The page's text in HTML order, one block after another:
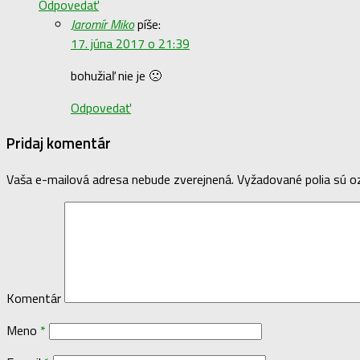
Odpovedať
Jaromír Mikopíše:
17. júna 2017 o 21:39
bohužiaľ nie je 🙁
Odpovedať
Pridaj komentár
Vaša e-mailová adresa nebude zverejnená. Vyžadované polia sú
Komentár
Meno *